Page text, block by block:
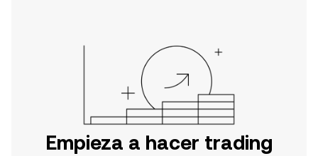
Empieza a hacer trading